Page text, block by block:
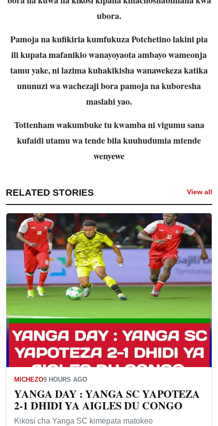
ubora.
Pamoja na kufikiria kumfukuza Potchetino lakini pia
ili kupata mafanikio wanayoyaota ambayo wameonja
tamu yake, ni lazima kuhakikisha wanawekeza katika
ununuzi wa wachezaji bora pamoja na kuboresha
maslahi yao.
Tottenham wakumbuke tu kwamba ni vigumu sana
kufaidi utamu wa tende bila kuuhudumia mtende
wenyewe
RELATED STORIES View all
MICHEZO9 HOURS AGO
YANGA DAY : YANGA SC YAPOTEZA
2-1 DHIDI YA AIGLES DU CONGO
Kikosi cha Yanga SC kimepata matokeo